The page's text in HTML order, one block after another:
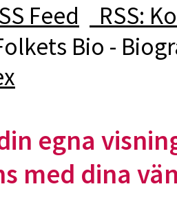
RSS:
Bio -
egna
med dina